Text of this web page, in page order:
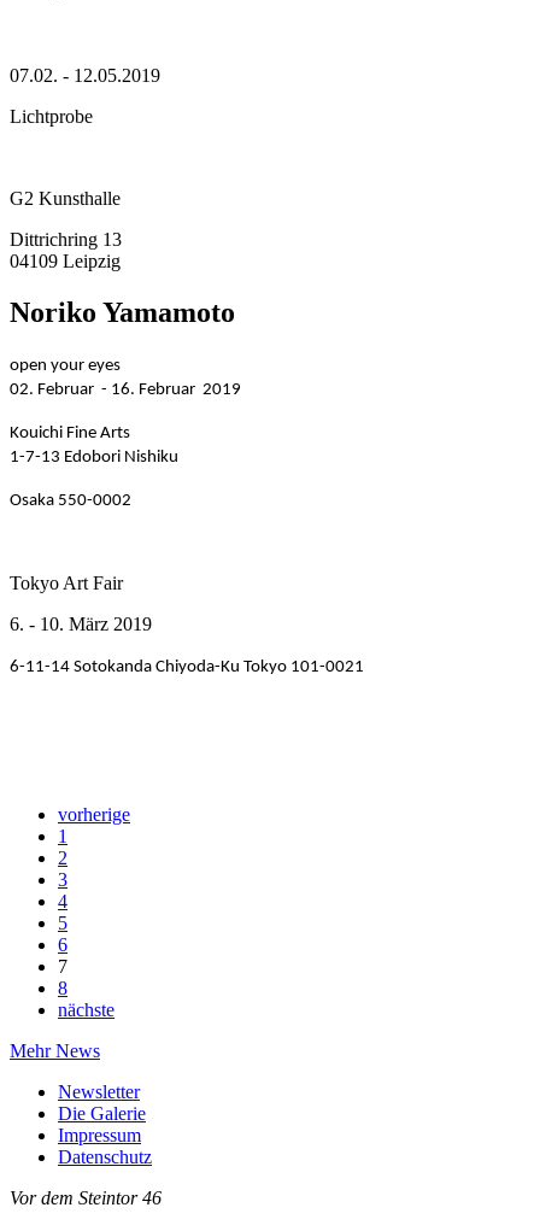
07.02. - 12.05.2019
Lichtprobe
G2 Kunsthalle
Dittrichring 13
04109 Leipzig
Noriko Yamamoto
open your eyes
02. Februar - 16. Februar 2019
Kouichi Fine Arts
1-7-13 Edobori Nishiku
Osaka 550-0002
Tokyo Art Fair
6. - 10. März 2019
6-11-14 Sotokanda Chiyoda-Ku Tokyo 101-0021
vorherige
1
2
3
4
5
6
7
8
nächste
Mehr News
Newsletter
Die Galerie
Impressum
Datenschutz
Vor dem Steintor 46